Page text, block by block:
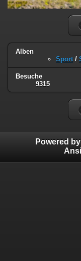
Alben
Sport /
Besuche
9315
Powered by